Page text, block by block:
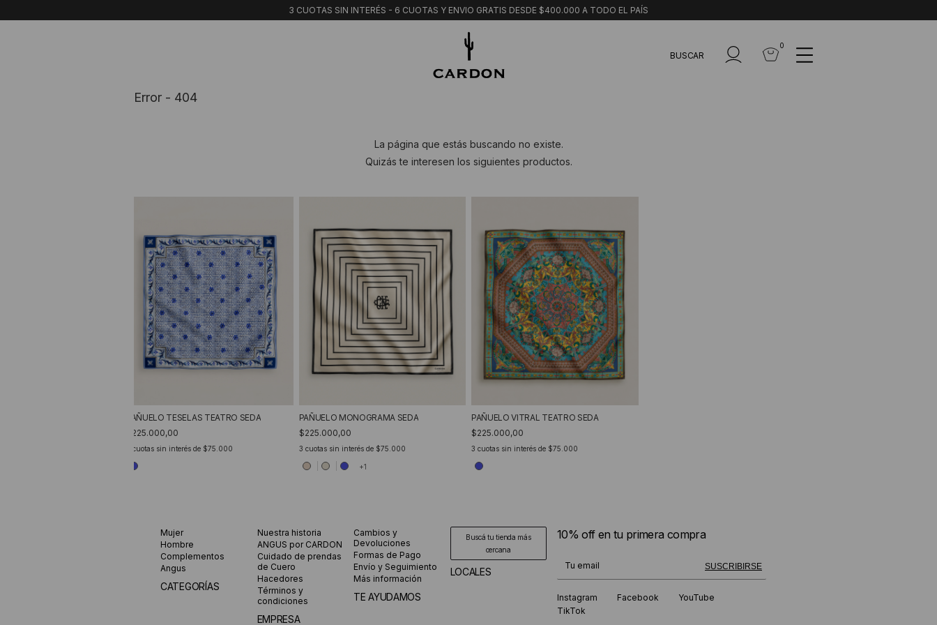
3 CUOTAS SIN INTERÉS - 6 CUOTAS Y ENVIO GRATIS DESDE $400.000 A TODO EL PAÍS
BUSCAR
0
Error - 404
La página que estás buscando no existe.
Quizás te interesen los siguientes productos.
PAÑUELO TESELAS TEATRO SEDA
$225.000,00
cuotas sin interés de $75.000
PAÑUELO MONOGRAMA SEDA
$225.000,00
3 cuotas sin interés de $75.000
+1
PAÑUELO VITRAL TEATRO SEDA
$225.000,00
3 cuotas sin interés de $75.000
Mujer
Hombre
Complementos
Angus
CATEGORÍAS
Nuestra historia
ANGUS por CARDON
Cuidado de prendas
de Cuero
Hacedores
Términos y
condiciones
EMPRESA
Cambios y
Devoluciones
Formas de Pago
Envío y Seguimiento
Más información
TE AYUDAMOS
Buscá tu tienda más
cercana
LOCALES
10% off en tu primera compra
SUSCRIBIRSE
¡Te suscribiste exitosamente!
Instagram Facebook
YouTube
TikTok